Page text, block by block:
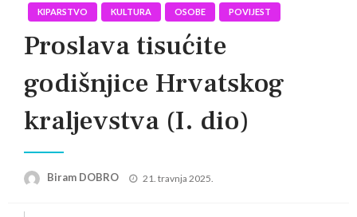
KIPARSTVO KULTURA OSOBE POVIJEST
Proslava tisućite
godišnjice Hrvatskog
kraljevstva (I. dio)
Biram DOBRO
Posted
21. travnja 2025.